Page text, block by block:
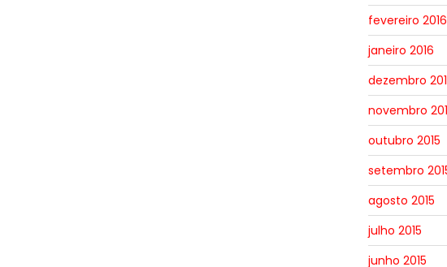
fevereiro 2016
janeiro 2016
dezembro
novembro
outubro 2015
setembro
agosto 2015
julho 2015
junho 2015